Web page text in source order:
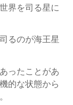
界を司る星に
るのが海王星
ったことがあ
的な状態から